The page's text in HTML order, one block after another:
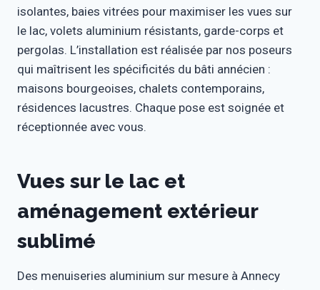
isolantes, baies vitrées pour maximiser les vues sur
le lac, volets aluminium résistants, garde-corps et
pergolas. L’installation est réalisée par nos poseurs
qui maîtrisent les spécificités du bâti annécien :
maisons bourgeoises, chalets contemporains,
résidences lacustres. Chaque pose est soignée et
réceptionnée avec vous.
Vues sur le lac et
aménagement extérieur
sublimé
Des menuiseries aluminium sur mesure à Annecy